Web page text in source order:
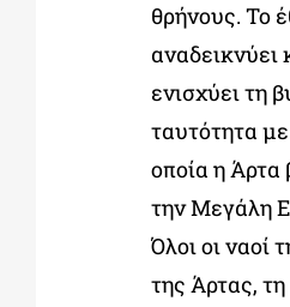
θρήνους. Το
αναδεικνύει
ενισχύει τη
ταυτότητα
οποία η Άρτα
την Μεγάλη
Όλοι οι ναοί
της Άρτας,